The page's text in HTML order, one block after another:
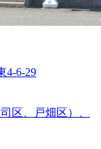
4-6-29
区、戸畑区）、